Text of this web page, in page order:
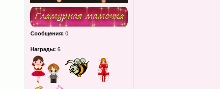
Сообщения: 0
Награды: 6